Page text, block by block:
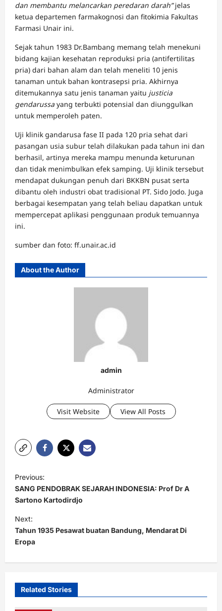
dan membantu melancarkan peredaran darah”jelas
ketua departemen farmakognosi dan fitokimia Fakultas
Farmasi Unair ini.
Sejak tahun 1983 Dr.Bambang memang telah menekuni
bidang kajian kesehatan reproduksi pria (antifertilitas
pria) dari bahan alam dan telah meneliti 10 jenis
tanaman untuk bahan kontrasepsi pria. Akhirnya
ditemukannya satu jenis tanaman yaitu justicia
gendarussa yang terbukti potensial dan diunggulkan
untuk memperoleh paten.
Uji klinik gandarusa fase II pada 120 pria sehat dari
pasangan usia subur telah dilakukan pada tahun ini dan
berhasil, artinya mereka mampu menunda keturunan
dan tidak menimbulkan efek samping. Uji klinik tersebut
mendapat dukungan penuh dari BKKBN pusat serta
dibantu oleh industri obat tradisional PT. Sido Jodo. Juga
berbagai kesempatan yang telah beliau dapatkan untuk
mempercepat aplikasi penggunaan produk temuannya
ini.
sumber dan foto: ff.unair.ac.id
About the Author
admin
Administrator
Visit Website View All Posts
o
s
t
n
a
v
g
Previous:
SANG PENDOBRAK SEJARAH INDONESIA: Prof Dr A
Sartono Kartodirdjo
Next:
Tahun 1935 Pesawat buatan Bandung, Mendarat Di
Eropa
Related Stories